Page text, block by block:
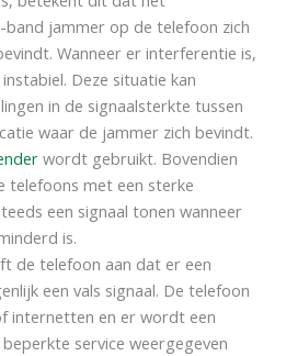
jammer op de telefoon zich
Wanneer er interferentie is,
Deze situatie kan
in de signaalsterkte tussen
waar de jammer zich bevindt.
wordt gebruikt. Bovendien
telefoons met een sterke
een signaal tonen wanneer
is.
de telefoon aan dat er een
een vals signaal. De telefoon
internetten en er wordt een
service weergegeven